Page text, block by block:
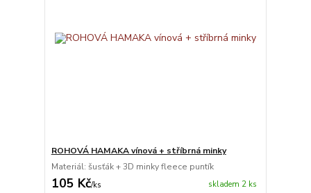
ROHOVÁ HAMAKA vínová + stříbrná minky
Materiál: šusťák + 3D minky fleece puntík
105 Kč/ks skladem 2 ks